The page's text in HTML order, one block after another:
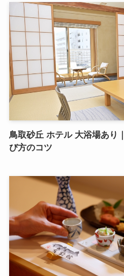
鳥取砂丘 ホテル 大浴場あり
び方のコツ